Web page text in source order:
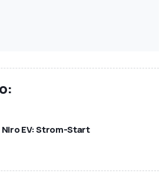
Niro EV: Strom-Start